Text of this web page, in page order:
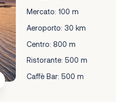
Mercato: 100 m
Aeroporto: 30 km
Centro: 800 m
Ristorante: 500 m
Caffè Bar: 500 m